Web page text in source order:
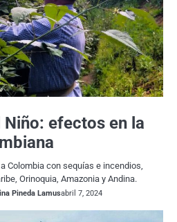
Niño: efectos en la
Colombia con sequías e incendios,
Orinoquia, Amazonia y Andina.
Pineda Lamusabril 7, 2024